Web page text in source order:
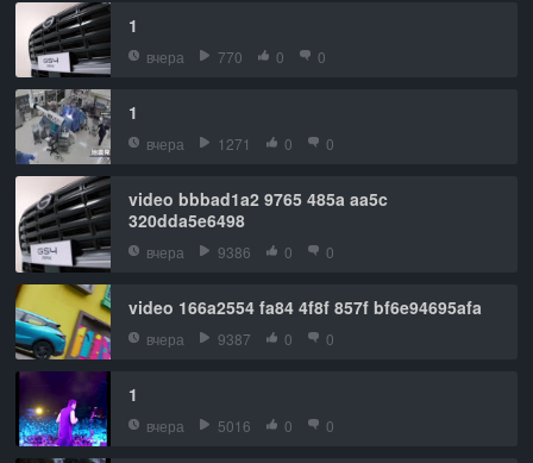
1
вчера 770 0 0
1
вчера 1271 0 0
video bbbad1a2 9765 485a aa5c
320dda5e6498
вчера 9386 0 0
video 166a2554 fa84 4f8f 857f bf6e94695afa
вчера 9387 0 0
1
вчера 5016 0 0